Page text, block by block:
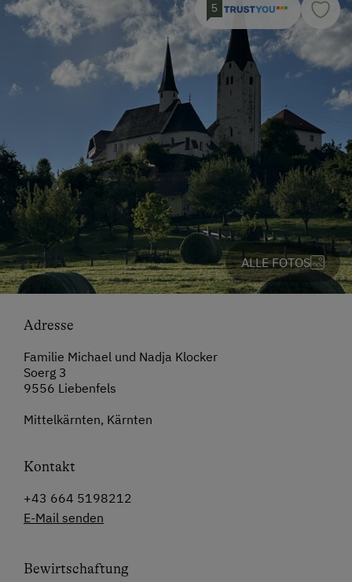
5
ALLE FOTOS
Adresse
Familie Michael und Nadja Klocker
Soerg 3
9556 Liebenfels
Mittelkärnten, Kärnten
Kontakt
+43 664 5198212
E-Mail senden
Bewirtschaftung